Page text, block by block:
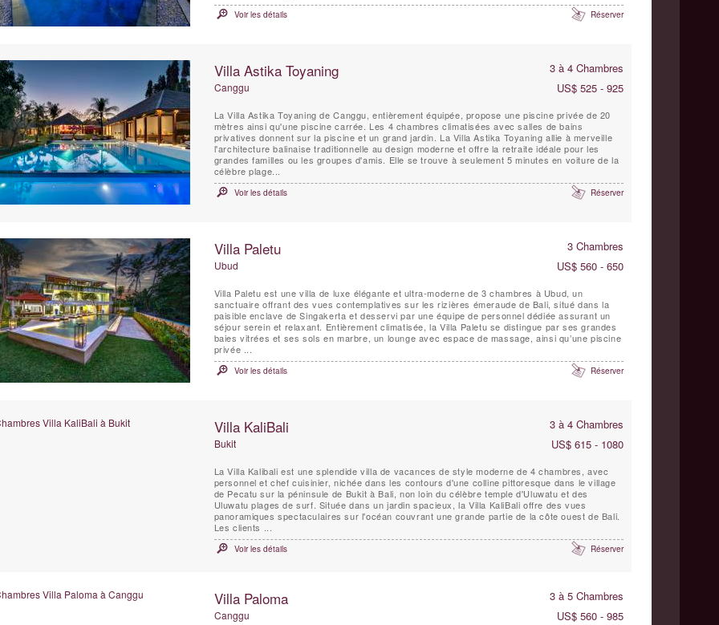
Voir les détails Réserver
Villa Astika Toyaning 3 à 4 Chambres
Canggu US$ 525 - 925
La Villa Astika Toyaning de Canggu, entièrement équipée, propose une piscine privée de 20
mètres ainsi qu'une piscine carrée. Les 4 chambres climatisées avec salles de bains
privatives donnent sur la piscine et un grand jardin. La Villa Astika Toyaning allie à merveille
l'architecture balinaise traditionnelle au design moderne et offre la retraite idéale pour les
grandes familles ou les groupes d'amis. Elle se trouve à seulement 5 minutes en voiture de la
célèbre plage...
Voir les détails Réserver
Villa Paletu 3 Chambres
Ubud US$ 560 - 650
Villa Paletu est une villa de luxe élégante et ultra-moderne de 3 chambres à Ubud, un
sanctuaire offrant des vues contemplatives sur les rizières émeraude de Bali, situé dans la
paisible enclave de Singakerta et desservi par une équipe de personnel dédiée assurant un
séjour serein et relaxant. Entièrement climatisée, la Villa Paletu se distingue par ses grandes
baies vitrées et ses sols en marbre, un lounge avec espace de massage, ainsi qu’une piscine
privée ...
Voir les détails Réserver
Villa KaliBali 3 à 4 Chambres
Bukit US$ 615 - 1080
La Villa Kalibali est une splendide villa de vacances de style moderne de 4 chambres, avec
personnel et chef cuisinier, nichée dans les contours d'une colline pittoresque dans le village
de Pecatu sur la péninsule de Bukit à Bali, non loin du célèbre temple d'Uluwatu et des
Uluwatu plages de surf. Située dans un jardin spacieux, la Villa KaliBali offre des vues
panoramiques spectaculaires sur l'océan couvrant une grande partie de la côte ouest de Bali.
Les clients ...
Voir les détails Réserver
Villa Paloma 3 à 5 Chambres
Canggu US$ 560 - 985